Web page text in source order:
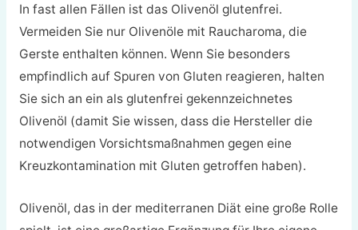
In fast allen Fällen ist das Olivenöl glutenfrei.
Vermeiden Sie nur Olivenöle mit Raucharoma, die
Gerste enthalten können. Wenn Sie besonders
empfindlich auf Spuren von Gluten reagieren, halten
Sie sich an ein als glutenfrei gekennzeichnetes
Olivenöl (damit Sie wissen, dass die Hersteller die
notwendigen Vorsichtsmaßnahmen gegen eine
Kreuzkontamination mit Gluten getroffen haben).
Olivenöl, das in der mediterranen Diät eine große Rolle